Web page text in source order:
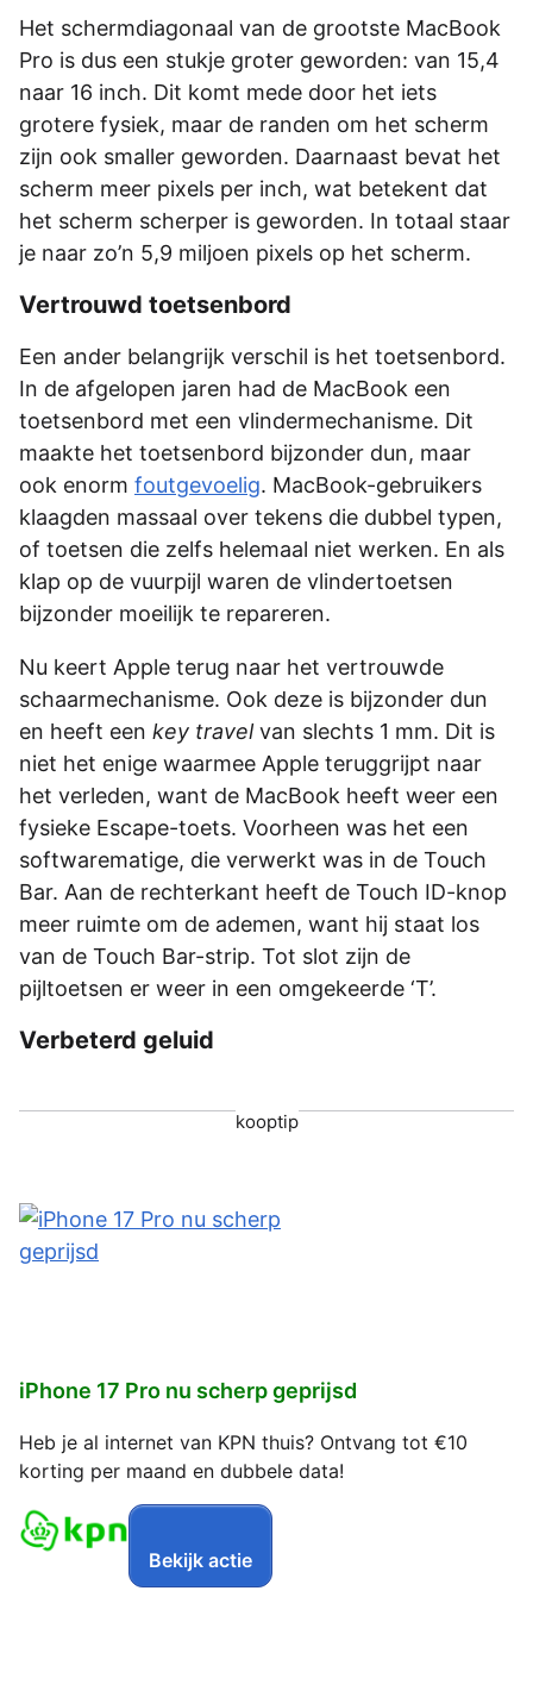
Het schermdiagonaal van de grootste MacBook
Pro is dus een stukje groter geworden: van 15,4
naar 16 inch. Dit komt mede door het iets
grotere fysiek, maar de randen om het scherm
zijn ook smaller geworden. Daarnaast bevat het
scherm meer pixels per inch, wat betekent dat
het scherm scherper is geworden. In totaal staar
je naar zo’n 5,9 miljoen pixels op het scherm.
Vertrouwd toetsenbord
Een ander belangrijk verschil is het toetsenbord.
In de afgelopen jaren had de MacBook een
toetsenbord met een vlindermechanisme. Dit
maakte het toetsenbord bijzonder dun, maar
ook enorm foutgevoelig. MacBook-gebruikers
klaagden massaal over tekens die dubbel typen,
of toetsen die zelfs helemaal niet werken. En als
klap op de vuurpijl waren de vlindertoetsen
bijzonder moeilijk te repareren.
Nu keert Apple terug naar het vertrouwde
schaarmechanisme. Ook deze is bijzonder dun
en heeft een key travelvan slechts 1 mm. Dit is
niet het enige waarmee Apple teruggrijpt naar
het verleden, want de MacBook heeft weer een
fysieke Escape-toets. Voorheen was het een
softwarematige, die verwerkt was in de Touch
Bar. Aan de rechterkant heeft de Touch ID-knop
meer ruimte om de ademen, want hij staat los
van de Touch Bar-strip. Tot slot zijn de
pijltoetsen er weer in een omgekeerde ‘T’.
Verbeterd geluid
kooptip
iPhone 17 Pro nu scherp geprijsd
Heb je al internet van KPN thuis? Ontvang tot €10
korting per maand en dubbele data!
Bekijk actie